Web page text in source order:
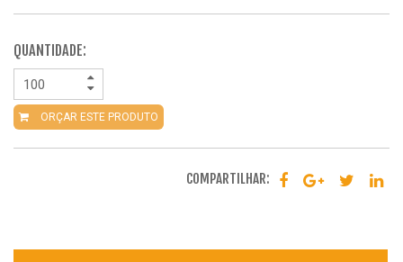
QUANTIDADE:
ORÇAR ESTE PRODUTO
COMPARTILHAR: